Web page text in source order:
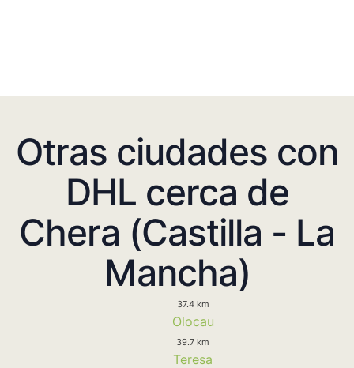
Otras ciudades con
DHL cerca de
Chera (Castilla - La
Mancha)
37.4 km
Olocau
39.7 km
Teresa